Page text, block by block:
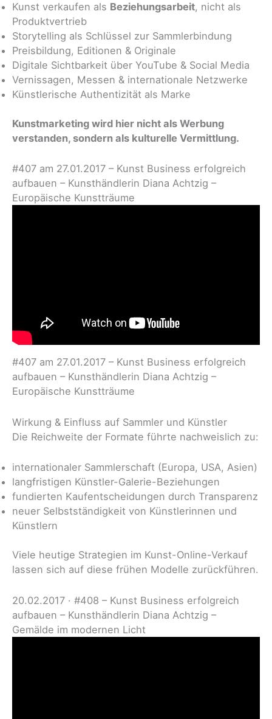
Kunst verkaufen als Beziehungsarbeit, nicht als
Produktvertrieb
Storytelling als Schlüssel zur Sammlerbindung
Preisbildung, Editionen & Originale
Digitale Sichtbarkeit über YouTube & Social Media
Vernissagen, Messen & internationale Netzwerke
Künstlerische Authentizität als Marke
Kunstmarketing wird hier nicht als Werbung
verstanden, sondern als kulturelle Vermittlung.
#407 am 27.01.2017 – Kunst Business erfolgreich
aufbauen – Kunsthändlerin Diana Achtzig –
Europäische Kunstträume
#407 am 27.01.2017 – Kunst Business erfolgreich
aufbauen – Kunsthändlerin Diana Achtzig –
Europäische Kunstträume
Wirkung & Einfluss auf Sammler und Künstler
Die Reichweite der Formate führte nachweislich zu:
internationaler Sammlerschaft (Europa, USA, Asien)
langfristigen Künstler-Galerie-Beziehungen
fundierten Kaufentscheidungen durch Transparenz
neuer Selbstständigkeit von Künstlerinnen und
Künstlern
Viele heutige Strategien im Kunst-Online-Verkauf
lassen sich auf diese frühen Modelle zurückführen.
20.02.2017 · #408 – Kunst Business erfolgreich
aufbauen – Kunsthändlerin Diana Achtzig –
Gemälde im modernen Licht